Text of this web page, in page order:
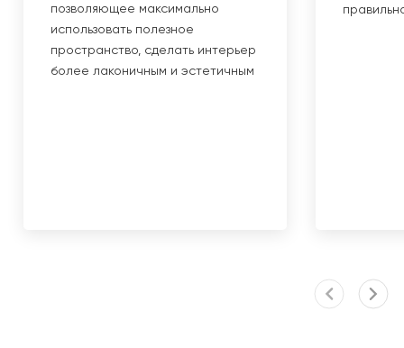
позволяющее максимально
использовать полезное
пространство, сделать интерьер
более лаконичным и эстетичным